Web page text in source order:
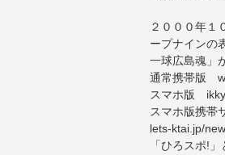
２０００年１
ープナインの
一球広島魂」
通常携帯版
スマホ版
スマホ版携帯
lets-ktai.jp/
「ひろスポ!